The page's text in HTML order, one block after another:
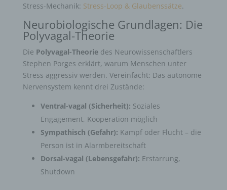
Stress-Mechanik: Stress-Loop & Glaubenssätze.
Neurobiologische Grundlagen: Die
Polyvagal-Theorie
Die Polyvagal-Theoriedes Neurowissenschaftlers
Stephen Porges erklärt, warum Menschen unter
Stress aggressiv werden. Vereinfacht: Das autonome
Nervensystem kennt drei Zustände:
Ventral-vagal (Sicherheit): Soziales
Engagement, Kooperation möglich
Sympathisch (Gefahr): Kampf oder Flucht – die
Person ist in Alarmbereitschaft
Dorsal-vagal (Lebensgefahr): Erstarrung,
Shutdown